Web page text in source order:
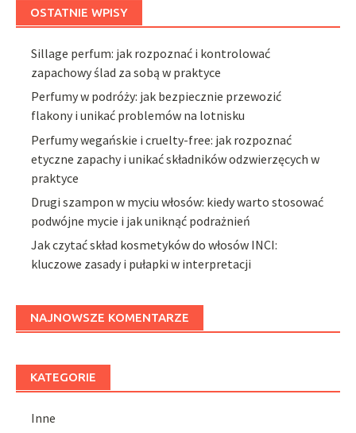
OSTATNIE WPISY
Sillage perfum: jak rozpoznać i kontrolować
zapachowy ślad za sobą w praktyce
Perfumy w podróży: jak bezpiecznie przewozić
flakony i unikać problemów na lotnisku
Perfumy wegańskie i cruelty-free: jak rozpoznać
etyczne zapachy i unikać składników odzwierzęcych w
praktyce
Drugi szampon w myciu włosów: kiedy warto stosować
podwójne mycie i jak uniknąć podrażnień
Jak czytać skład kosmetyków do włosów INCI:
kluczowe zasady i pułapki w interpretacji
NAJNOWSZE KOMENTARZE
KATEGORIE
Inne